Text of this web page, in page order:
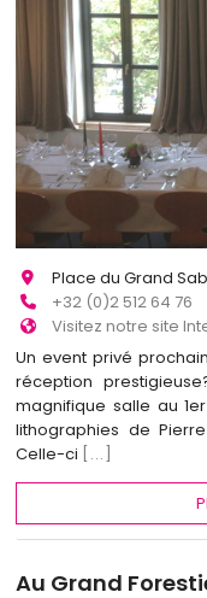
Place du Grand
+32 (0)2 512 64 76
Visitez notre site
Un event privé
réception
magnifique salle au
lithographies de
Celle-ci
[...]
Au Grand